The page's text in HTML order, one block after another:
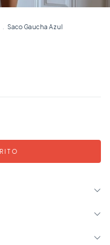
Saco Gaucha Azul